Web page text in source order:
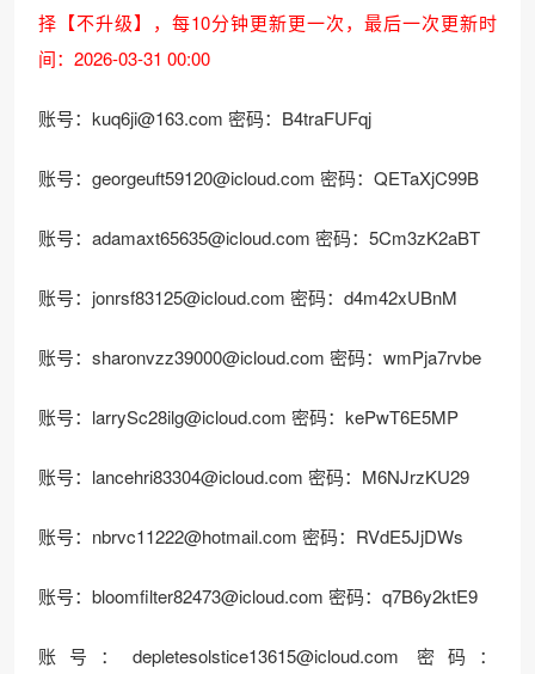
择【不升级】，每10分钟更新更一次，最后一次更新时
间：2026-03-31 00:00
账号： kuq6ji@163.com 密码：B4traFUFqj
账号： georgeuft59120@icloud.com 密码：QETaXjC99B
账号： adamaxt65635@icloud.com 密码：5Cm3zK2aBT
账号： jonrsf83125@icloud.com 密码：d4m42xUBnM
账号： sharonvzz39000@icloud.com 密码：wmPja7rvbe
账号： larrySc28ilg@icloud.com 密码：kePwT6E5MP
账号： lancehri83304@icloud.com 密码：M6NJrzKU29
账号： nbrvc11222@hotmail.com 密码：RVdE5JjDWs
账号： bloomfilter82473@icloud.com 密码：q7B6y2ktE9
账号： depletesolstice13615@icloud.com 密码：